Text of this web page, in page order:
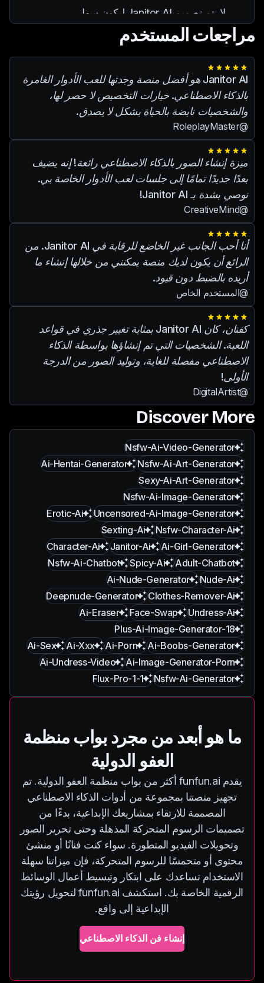
الشخصية والتجارية.
لا، تم تصميم Janitor AI ليكون سهل
الاستخدام، مما يسهل على أي شخص إنشاء
شخصيات الذكاء الاصطناعي والتفاعل معها،
بغض النظر عن خبرته الفنية.
مراجعات المستخدم
Janitor AI هو أفضل منصة وجدتها للعب الأدوار الغامرة
بالذكاء الاصطناعي. خيارات التخصيص لا حصر لها،
والشخصيات نابضة بالحياة بشكل لا يصدق.
@RoleplayMaster
ميزة إنشاء الصور بالذكاء الاصطناعي رائعة! إنه يضيف
بعدًا جديدًا تمامًا إلى جلسات لعب الأدوار الخاصة بي.
نوصي بشدة بـ Janitor AI!
@CreativeMind
أنا أحب الجانب غير الخاضع للرقابة في Janitor AI. من
الرائع أن يكون لديك منصة يمكنني من خلالها إنشاء ما
أريده بالضبط دون قيود.
@المستخدم الخاص
كفنان، كان Janitor AI بمثابة تغيير جذري في قواعد
اللعبة. الشخصيات التي تم إنشاؤها بواسطة الذكاء
الاصطناعي مفصلة للغاية، وتوليد الصور من الدرجة
الأولى!
@DigitalArtist
Discover More
Nsfw-Ai-Video-Generator
Nsfw-Ai-Art-Generator
Ai-Hentai-Generator
Sexy-Ai-Art-Generator
Nsfw-Ai-Image-Generator
Uncensored-Ai-Image-Generator
Erotic-Ai
Nsfw-Character-Ai
Sexting-Ai
Ai-Girl-Generator
Janitor-Ai
Character-Ai
Adult-Chatbot
Spicy-Ai
Nsfw-Ai-Chatbot
Nude-Ai
Ai-Nude-Generator
Clothes-Remover-Ai
Deepnude-Generator
Undress-Ai
Face-Swap
Ai-Eraser
18-Plus-Ai-Image-Generator
Ai-Boobs-Generator
Ai-Porn
Ai-Xxx
Ai-Sex
Ai-Image-Generator-Porn
Ai-Undress-Video
Nsfw-Ai-Generator
Flux-Pro-1-1
ما هو أبعد من مجرد بواب منظمة
العفو الدولية
يقدم funfun.ai أكثر من بواب منظمة العفو الدولية. تم
تجهيز منصتنا بمجموعة من أدوات الذكاء الاصطناعي
المصممة للارتقاء بمشاريعك الإبداعية، بدءًا من
تصميمات الرسوم المتحركة المذهلة وحتى تحرير الصور
وتحويلات الفيديو المتطورة. سواء كنت فنانًا أو منشئ
محتوى أو متحمسًا للرسوم المتحركة، فإن ميزاتنا سهلة
الاستخدام تساعدك على ابتكار وتبسيط أعمال الوسائط
الرقمية الخاصة بك. استكشف funfun.ai لتحويل رؤيتك
الإبداعية إلى واقع.
إنشاء فن الذكاء الاصطناعي